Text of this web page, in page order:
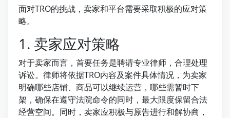
面对TRO的挑战，卖家和平台需要采取积极的应对策
略。
1. 卖家应对策略
对于卖家而言，首要任务是聘请专业律师，合理处理
诉讼。律师将依据TRO内容及案件具体情况，为卖家
明确哪些店铺、商品可以继续运营，哪些需暂时下
架，确保在遵守法院命令的同时，最大限度保留合法
经营空间。同时，卖家应积极与原告进行和解协商，